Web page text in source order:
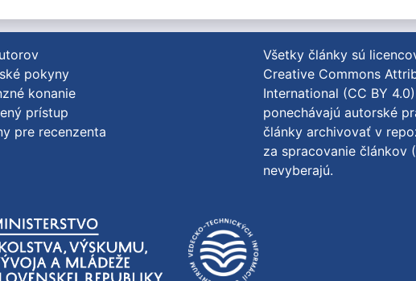
pokyny
konanie
prístup
pre recenzenta
Všetky články sú
Creative Commons
International (CC BY 4.0)
ponechávajú autorské
články archivovať v
za spracovanie článkov
nevyberajú.